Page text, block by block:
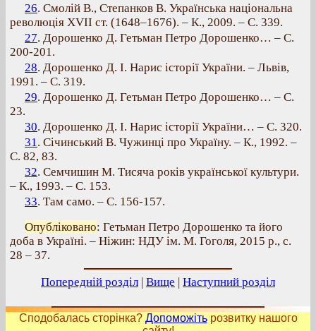
26. Смолій В., Степанков В. Українська національна
революція XVII ст. (1648–1676). – К., 2009. – С. 339.
27. Дорошенко Д. Гетьман Петро Дорошенко… – С.
200-201.
28. Дорошенко Д. І. Нарис історії України. – Львів,
1991. – С. 319.
29. Дорошенко Д. Гетьман Петро Дорошенко… – С.
23.
30. Дорошенко Д. І. Нарис історії України… – С. 320.
31. Січинський В. Чужинці про Україну. – К., 1992. –
С. 82, 83.
32. Семчишин М. Тисяча років української культури.
– К., 1993. – С. 153.
33. Там само. – С. 156-157.
Опубліковано: Гетьман Петро Дорошенко та його
доба в Україні. – Ніжин: НДУ ім. М. Гоголя, 2015 р., с.
28 – 37.
Попередній розділ | Вище | Наступний розділ
Сподобалась сторінка? Допоможітьрозвитку нашого